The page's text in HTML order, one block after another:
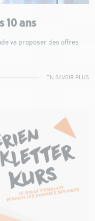
10 ans
va proposer des offres
EN SAVOIR PLUS